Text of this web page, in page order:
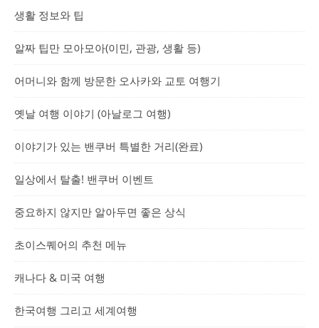
생활 정보와 팁
알짜 팁만 모아모아(이민, 관광, 생활 등)
어머니와 함께 방문한 오사카와 교토 여행기
옛날 여행 이야기 (아날로그 여행)
이야기가 있는 밴쿠버 특별한 거리(완료)
일상에서 탈출! 밴쿠버 이벤트
중요하지 않지만 알아두면 좋은 상식
초이스퀘어의 추천 메뉴
캐나다 & 미국 여행
한국여행 그리고 세계여행